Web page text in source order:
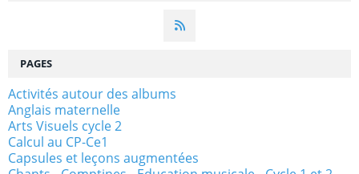
PAGES
Activités autour des albums
Anglais maternelle
Arts Visuels cycle 2
Calcul au CP-Ce1
Capsules et leçons augmentées